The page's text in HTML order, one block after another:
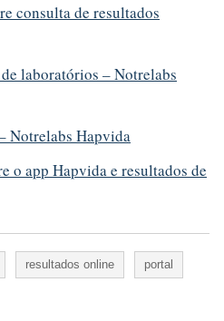
consulta de resultados
laboratórios – Notrelabs
Notrelabs Hapvida
o app Hapvida e resultados de
resultados online portal